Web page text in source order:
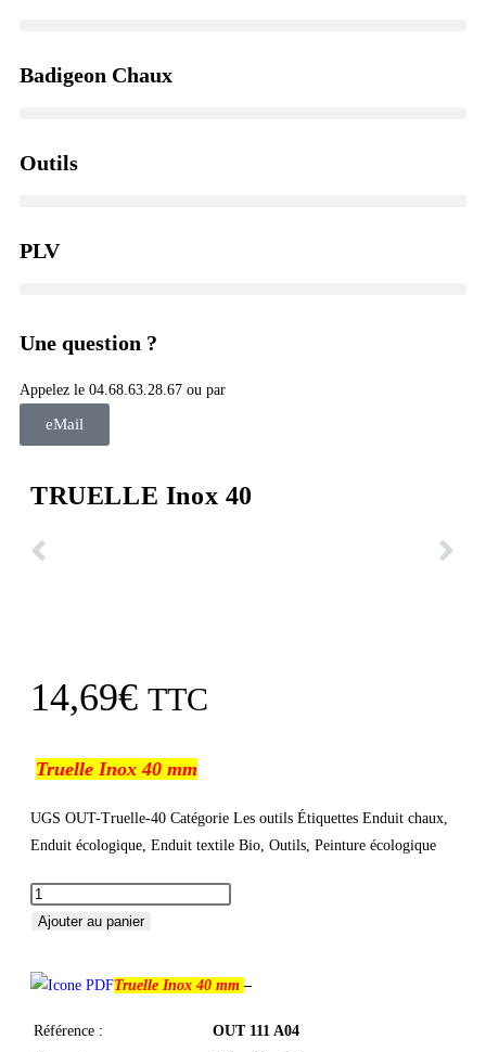
Badigeon Chaux
Outils
PLV
Une question ?
Appelez le 04.68.63.28.67 ou par
eMail
TRUELLE Inox 40
14,69€ TTC
Truelle Inox 40 mm
UGS OUT-Truelle-40 Catégorie Les outils Étiquettes Enduit chaux
Enduit écologique Enduit textile Bio Outils Peinture écologique
Ajouter au panier
Truelle Inox 40 mm –
Référence :
OUT 111 A04